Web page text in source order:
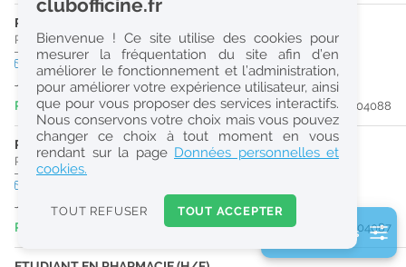
Réinitialiser
2
0
k
Consulter les offres de la France d'outre-mer
PHARMACIEN (H/F)
Pharmacie d'Officine|71700 Tournus
CDD temps partiel
Jusqu'au 30/12/26
Publiée il y a 6 jour(s)
#204088
PRÉPARATEUR EN PHARMACIE (H/F)
Pharmacie d'Officine 71700 Tournus
Jusqu'au 29/12/26
Publiée il y a 6 jour(s)
#204087
2 filtre(s) actifs
clubofficine.fr
Bienvenue ! Ce site utilise des cookies pour
mesurer la fréquentation du site afin d’en
améliorer le fonctionnement et l’administration,
pour améliorer votre expérience utilisateur, ainsi
que pour vous proposer des services interactifs.
Nous conservons votre choix mais vous pouvez
changer ce choix à tout moment en vous
rendant sur la page Données personnelles et
cookies.
TOUT REFUSER TOUT ACCEPTER